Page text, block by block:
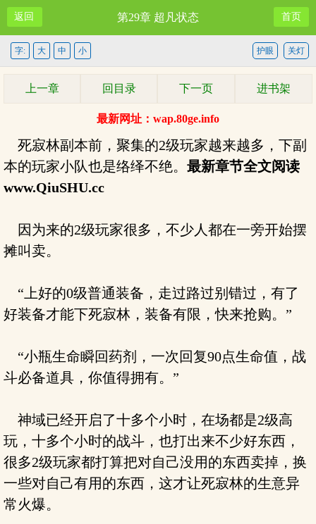
返回 第29章 超凡状态 首页
关灯
护眼
字: 大 中 小
上一章 回目录 下一页 进书架
最新网址：wap.80ge.info
死寂林副本前，聚集的2级玩家越来越多，下副
本的玩家小队也是络绎不绝。 最新章节全文阅读
www.QiuSHU.cc
因为来的2级玩家很多，不少人都在一旁开始摆
摊叫卖。
“上好的0级普通装备，走过路过别错过，有了
好装备才能下死寂林，装备有限，快来抢购。”
“小瓶生命瞬回药剂，一次回复90点生命值，战
斗必备道具，你值得拥有。”
神域已经开启了十多个小时，在场都是2级高
玩，十多个小时的战斗，也打出来不少好东西，
很多2级玩家都打算把对自己没用的东西卖掉，换
一些对自己有用的东西，这才让死寂林的生意异
常火爆。